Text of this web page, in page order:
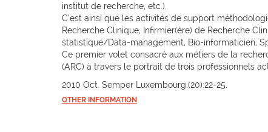
institut de recherche, etc.).
C’est ainsi que les activités de support
Recherche Clinique, Infirmier(ère) de Recherche
statistique/Data-management, Bio-informaticien,
Ce premier volet consacré aux métiers de la
(ARC) à travers le portrait de trois professionnels
2010 Oct. Semper Luxembourg.(20):22-25.
OTHER INFORMATION